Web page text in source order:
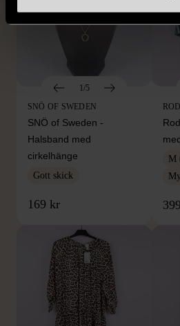
1/5
SNÖ OF SWEDEN
SNÖ of Sweden -
Halsband med
cirkelhänge
Gott skick
169 kr
M